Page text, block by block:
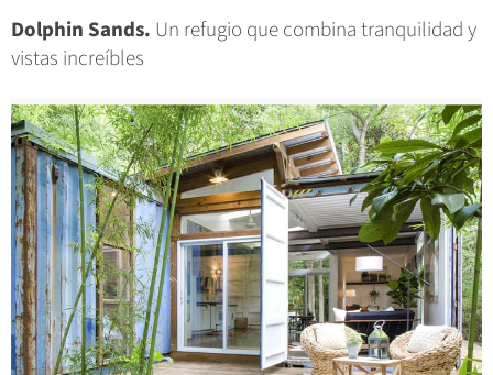
Dolphin Sands. Un refugio que combina tranquilidad y
vistas increíbles